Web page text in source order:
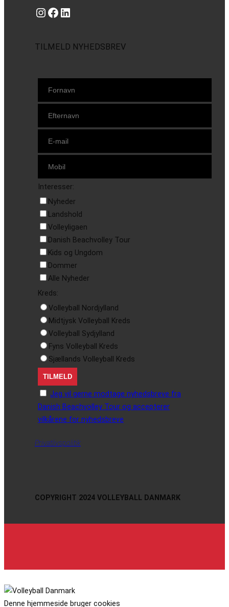
Instagram https://www.facebook.com/danishbeachvolleytour LinkedIn
TILMELD NYHEDSBREV
Interesser:
Nyheder
Landshold
Volleyligaen
Danish Beachvolley Tour
Kids og Ungdom
Dommer
Alle Nyheder
Kreds:
Volleyball Nordjylland
Midtjysk Volleyball Kreds
Volleyball Sydjylland
Fyns Volleyball Kreds
Sjællands Volleyball Kreds
Jeg vil gerne modtage nyhedsbreve fra
Danish Beachvolley Tour og accepterer
vilkårene for nyhedsbreve
Privatlivspolitik
COPYRIGHT 2024 VOLLEYBALL DANMARK
Denne hjemmeside bruger cookies